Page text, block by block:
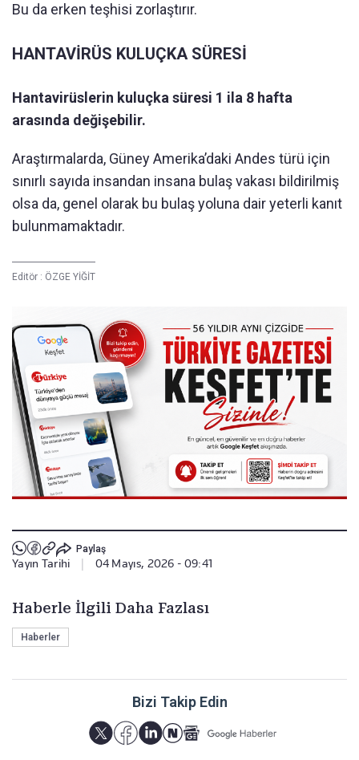
Bu da erken teşhisi zorlaştırır.
HANTAVİRÜS KULUÇKA SÜRESİ
Hantavirüslerin kuluçka süresi 1 ila 8 hafta
arasında değişebilir.
Araştırmalarda, Güney Amerika’daki Andes türü için
sınırlı sayıda insandan insana bulaş vakası bildirilmiş
olsa da, genel olarak bu bulaş yoluna dair yeterli kanıt
bulunmamaktadır.
Editör : ÖZGE YİĞİT
Paylaş
Yayın Tarihi 04 Mayıs, 2026 - 09:41
Haberle İlgili Daha Fazlası
Haberler
Bizi Takip Edin